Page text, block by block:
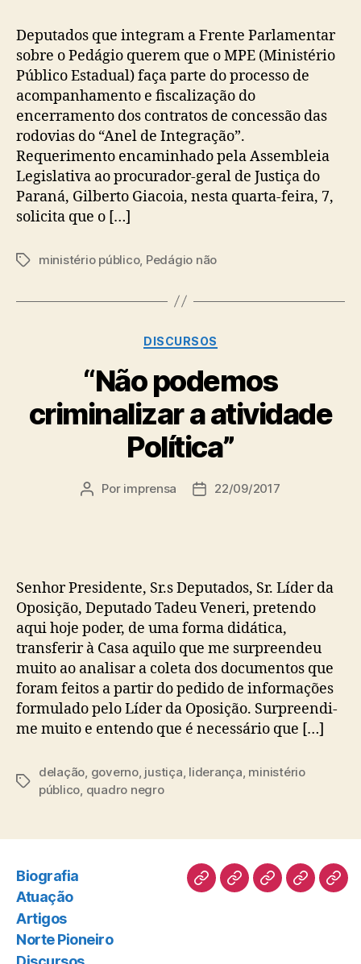
Deputados que integram a Frente Parlamentar
sobre o Pedágio querem que o MPE (Ministério
Público Estadual) faça parte do processo de
acompanhamento e fiscalização do
encerramento dos contratos de concessão das
rodovias do “Anel de Integração”.
Requerimento encaminhado pela Assembleia
Legislativa ao procurador-geral de Justiça do
Paraná, Gilberto Giacoia, nesta quarta-feira, 7,
solicita que o […]
Tagsministério público, Pedágio não
Categorias
DISCURSOS
“Não podemos
criminalizar a atividade
Política”
Autor
Por imprensa
Data22/09/2017
Senhor Presidente, Sr.s Deputados, Sr. Líder da
Oposição, Deputado Tadeu Veneri, pretendo
aqui hoje poder, de uma forma didática,
transferir à Casa aquilo que me surpreendeu
muito ao analisar a coleta dos documentos que
foram feitos a partir do pedido de informações
formulado pelo Líder da Oposição. Surpreendi-
me muito e entendo que é necessário que […]
Tags
delação, governo, justiça, liderança, ministério
público, quadro negro
Biografia
Atuação
Artigos
Norte Pioneiro
BiografiaAtuaçãoArtigosNorte